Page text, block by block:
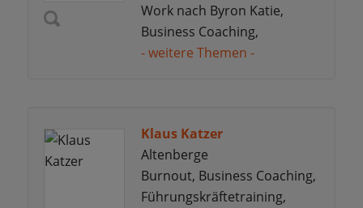
Work nach Byron Katie,
Business Coaching,
- weitere Themen -
Klaus Katzer
Altenberge
Burnout, Business Coaching,
Führungskräftetraining,